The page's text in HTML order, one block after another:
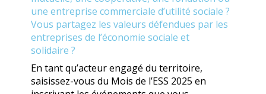
une entreprise commerciale d’utilité sociale ?
Vous partagez les valeurs défendues par les
entreprises de l’économie sociale et
solidaire ?
En tant qu’acteur engagé du territoire,
saisissez-vous du Mois de l’ESS 2025 en